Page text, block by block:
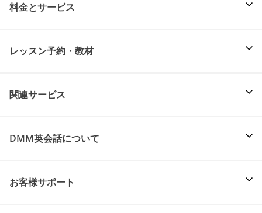
料金とサービス
レッスン予約・教材
関連サービス
DMM英会話について
お客様サポート